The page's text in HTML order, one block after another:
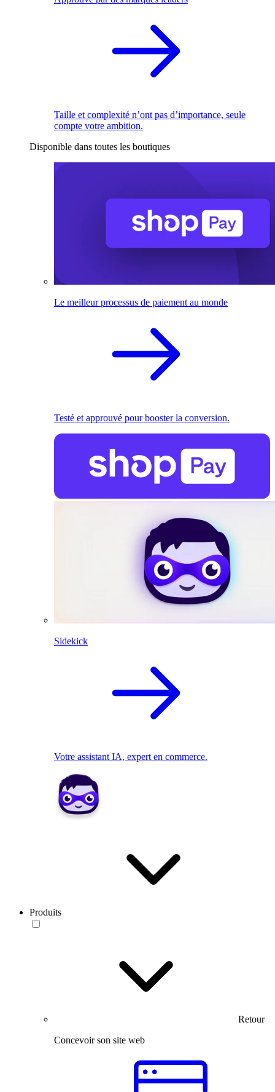
Taille et complexité n’ont pas d’importance, seule
compte votre ambition.
Disponible dans toutes les boutiques
Le meilleur processus de paiement au monde
Testé et approuvé pour booster la conversion.
Sidekick
Votre assistant IA, expert en commerce.
Produits
Retour
Concevoir son site web